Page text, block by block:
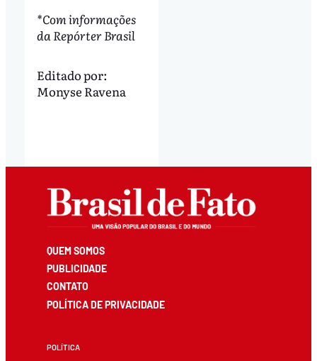
*Com informações
da Repórter Brasil
Editado por:
Monyse Ravena
QUEM SOMOS
PUBLICIDADE
CONTATO
POLÍTICA DE PRIVACIDADE
POLÍTICA